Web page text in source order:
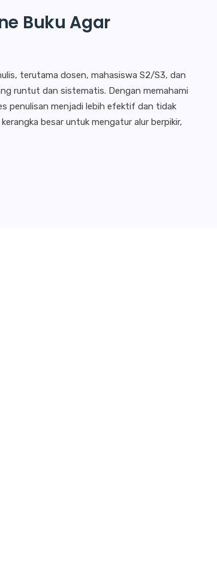
Buku Agar
terutama dosen, mahasiswa S2/S3, dan
runtut dan sistematis. Dengan memahami
penulisan menjadi lebih efektif dan tidak
besar untuk mengatur alur berpikir,